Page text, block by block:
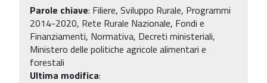
Parole chiave: Filiere, Sviluppo Rurale, Programmi
2014-2020, Rete Rurale Nazionale, Fondi e
Finanziamenti, Normativa, Decreti ministeriali,
Ministero delle politiche agricole alimentari e
forestali
Ultima modifica: